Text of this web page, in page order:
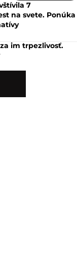
7
na svete. Ponúka
im trpezlivosť.